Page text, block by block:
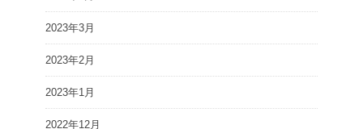
2023年3月
2023年2月
2023年1月
2022年12月